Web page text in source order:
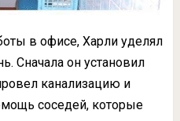
в офисе, Харли уделял
Сначала он установил
канализацию и
соседей, которые